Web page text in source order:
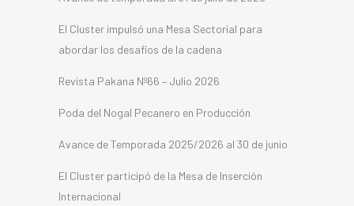
El Cluster impulsó una Mesa Sectorial para
abordar los desafíos de la cadena
Revista Pakana Nº66 – Julio 2026
Poda del Nogal Pecanero en Producción
Avance de Temporada 2025/2026 al 30 de junio
El Cluster participó de la Mesa de Inserción
Internacional